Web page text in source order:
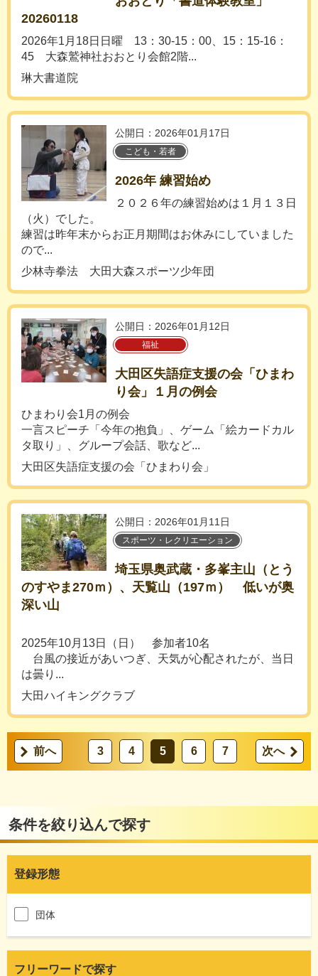
20260118
2026年1月18日日曜 13：30-15：00、15：15-16：
45 大森鷲神社おおとり会館2階...
琳大書道院
公開日：2026年01月17日
こども・若者
2026年 練習始め
２０２６年の練習始めは１月１３日
（火）でした。
練習は昨年末からお正月期間はお休みにしていました
ので...
少林寺拳法 大田大森スポーツ少年団
公開日：2026年01月12日
福祉
大田区失語症支援の会「ひまわ
り会」１月の例会
ひまわり会1月の例会
一言スピーチ「今年の抱負」、ゲーム「絵カードカル
タ取り」、グループ会話、歌など...
大田区失語症支援の会「ひまわり会」
公開日：2026年01月11日
スポーツ・レクリエーション
埼玉県奥武蔵・多峯主山（とう
のすやま270ｍ）、天覧山（197ｍ） 低いが奥
深い山
2025年10月13日（日） 参加者10名
台風の接近があいつぎ、天気が心配されたが、当日
は曇り...
大田ハイキングクラブ
前へ 3 4 5 6 7 次へ
条件を絞り込んで探す
登録形態
団体
フリーワードで探す